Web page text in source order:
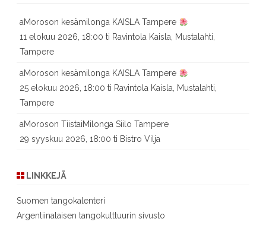
aMoroson kesämilonga KAISLA Tampere
11 elokuu 2026, 18:00 ti Ravintola Kaisla, Mustalahti,
Tampere
aMoroson kesämilonga KAISLA Tampere
25 elokuu 2026, 18:00 ti Ravintola Kaisla, Mustalahti,
Tampere
aMoroson TiistaiMilonga Siilo Tampere
29 syyskuu 2026, 18:00 ti Bistro Vilja
LINKKEJÄ
Suomen tangokalenteri
Argentiinalaisen tangokulttuurin sivusto